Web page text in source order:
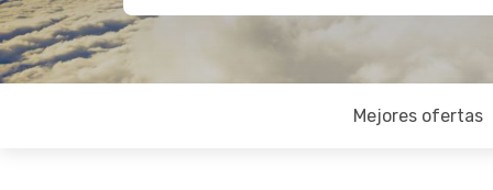
Mejores ofertas